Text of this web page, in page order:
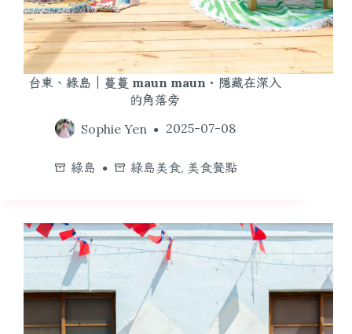
台東、綠島｜蔓蔓 maun maun・隱藏在深入
的角落旁
Sophie Yen
2025-07-08
綠島 綠島美食, 美食餐點